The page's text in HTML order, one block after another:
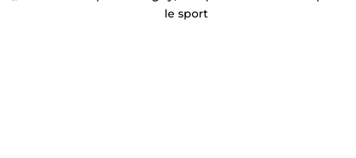
le sport